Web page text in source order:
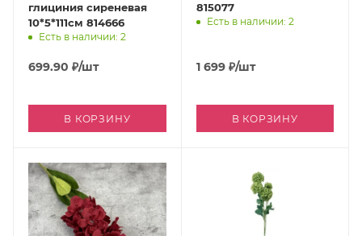
глициния сиреневая
10*5*111см 814666
Есть в наличии: 2
699.90 ₽/шт
В КОРЗИНУ
815077
Есть в наличии: 2
1 699₽/шт
В КОРЗИНУ